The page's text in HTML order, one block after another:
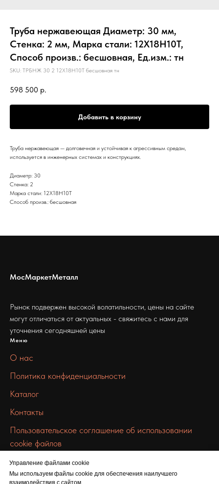
Управление файлами cookie
Мы используем файлы cookie для обеспечения наилучшего
Труба нержавеющая Диаметр: 30 мм,
Стенка: 2 мм, Марка стали: 12Х18Н10Т,
Способ произв.: бесшовная, Ед.изм.: тн
SKU: ТРБНЖ 30 2 12Х18Н10Т бесшовная тн
598 500 р.
Добавить в корзину
Труба нержавеющая — долговечная и устойчивая к агрессивным средам,
используется в инженерных системах и конструкциях.
Диаметр: 30
Стенка: 2
Марка стали: 12Х18Н10Т
Способ произв.: бесшовная
МосМаркетМеталл
Рынок подвержен высокой волатильности, цены на сайте
могут отличаться от актуальных - свяжитесь с нами для
уточнения сегодняшней цены
Меню
О нас
Политика конфиденциальности
Каталог
Контакты
Пользовательское соглашение об использовании
cookie файлов
info@mmmetall.ru